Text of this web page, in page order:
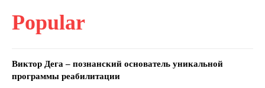
Popular
Виктор Дега – познанский основатель уникальной
программы реабилитации